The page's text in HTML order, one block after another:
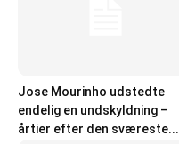
Jose Mourinho udstedte
endelig en undskyldning –
årtier efter den sværeste...